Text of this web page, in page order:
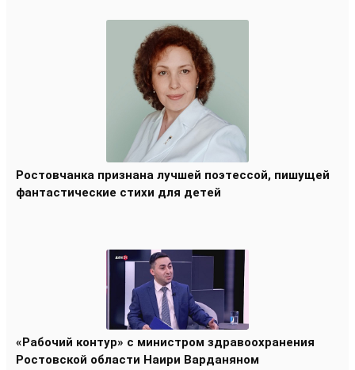
Ростовчанка признана лучшей поэтессой, пишущей
фантастические стихи для детей
«Рабочий контур» с министром здравоохранения
Ростовской области Наири Варданяном